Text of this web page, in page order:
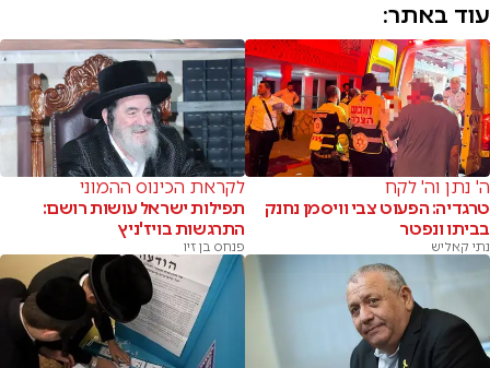
עוד באתר:
ה' נתן וה' לקח
טרגדיה: הפעוט צבי וויסמן נחנק
בביתו ונפטר
נתי קאליש
לקראת הכינוס ההמוני
תפילות ישראל עושות רושם:
התרגשות בויז'ניץ
פנחס בן זיו